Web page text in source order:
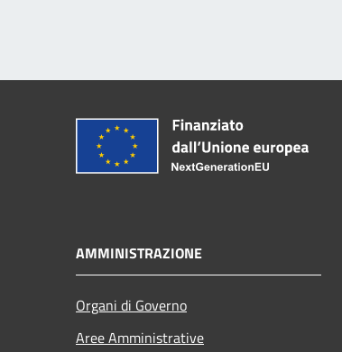
AMMINISTRAZIONE
Organi di Governo
Aree Amministrative